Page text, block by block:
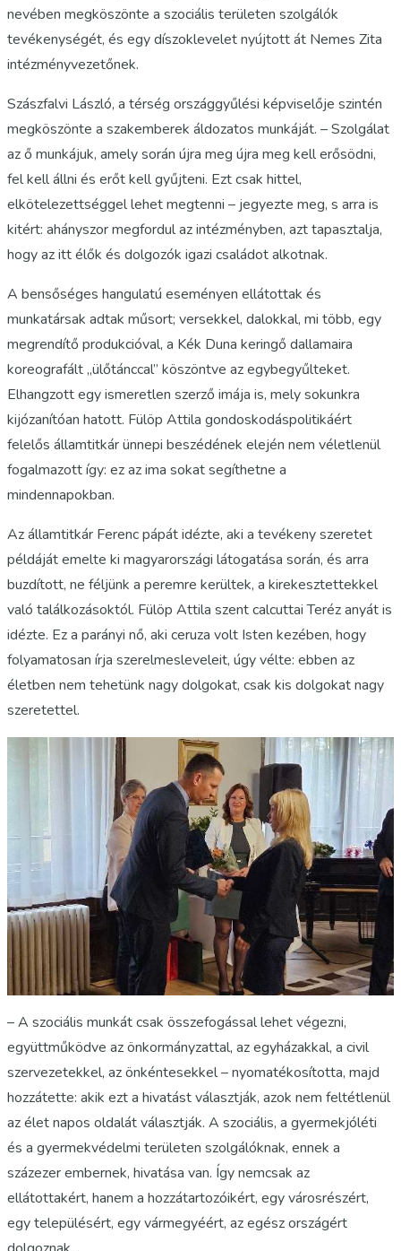
nevében megköszönte a szociális területen szolgálók
tevékenységét, és egy díszoklevelet nyújtott át Nemes Zita
intézményvezetőnek.
Szászfalvi László, a térség országgyűlési képviselője szintén
megköszönte a szakemberek áldozatos munkáját. – Szolgálat
az ő munkájuk, amely során újra meg újra meg kell erősödni,
fel kell állni és erőt kell gyűjteni. Ezt csak hittel,
elkötelezettséggel lehet megtenni – jegyezte meg, s arra is
kitért: ahányszor megfordul az intézményben, azt tapasztalja,
hogy az itt élők és dolgozók igazi családot alkotnak.
A bensőséges hangulatú eseményen ellátottak és
munkatársak adtak műsort; versekkel, dalokkal, mi több, egy
megrendítő produkcióval, a Kék Duna keringő dallamaira
koreografált „ülőtánccal” köszöntve az egybegyűlteket.
Elhangzott egy ismeretlen szerző imája is, mely sokunkra
kijózanítóan hatott. Fülöp Attila gondoskodáspolitikáért
felelős államtitkár ünnepi beszédének elején nem véletlenül
fogalmazott így: ez az ima sokat segíthetne a
mindennapokban.
Az államtitkár Ferenc pápát idézte, aki a tevékeny szeretet
példáját emelte ki magyarországi látogatása során, és arra
buzdított, ne féljünk a peremre kerültek, a kirekesztettekkel
való találkozásoktól. Fülöp Attila szent calcuttai Teréz anyát is
idézte. Ez a parányi nő, aki ceruza volt Isten kezében, hogy
folyamatosan írja szerelmesleveleit, úgy vélte: ebben az
életben nem tehetünk nagy dolgokat, csak kis dolgokat nagy
szeretettel.
– A szociális munkát csak összefogással lehet végezni,
együttműködve az önkormányzattal, az egyházakkal, a civil
szervezetekkel, az önkéntesekkel – nyomatékosította, majd
hozzátette: akik ezt a hivatást választják, azok nem feltétlenül
az élet napos oldalát választják. A szociális, a gyermekjóléti
és a gyermekvédelmi területen szolgálóknak, ennek a
százezer embernek, hivatása van. Így nemcsak az
ellátottakért, hanem a hozzátartozóikért, egy városrészért,
egy településért, egy vármegyéért, az egész országért